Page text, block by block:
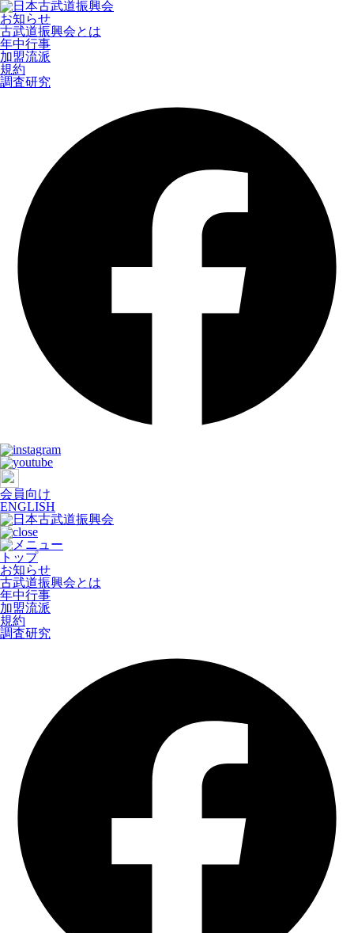
お知らせ
古武道振興会とは
年中行事
加盟流派
規約
調査研究
会員向け
ENGLISH
トップ
お知らせ
古武道振興会とは
年中行事
加盟流派
規約
調査研究